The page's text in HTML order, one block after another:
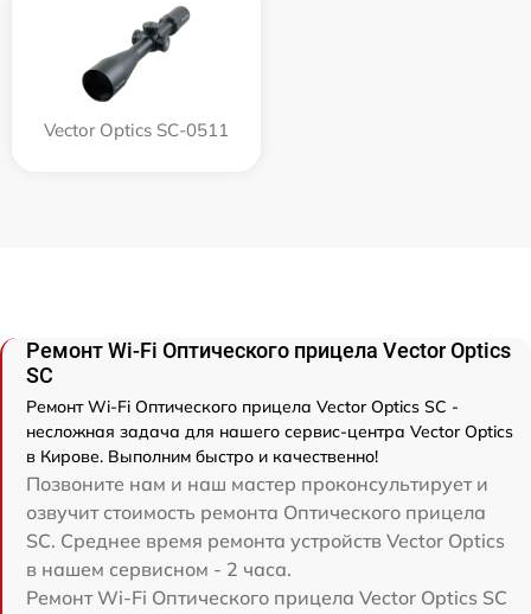
Vector Optics SC-0511
Ремонт Wi-Fi Оптического прицела Vector Optics
SC
Ремонт Wi-Fi Оптического прицела Vector Optics SC -
несложная задача для нашего сервис-центра Vector Optics
в Кирове. Выполним быстро и качественно!
Позвоните нам и наш мастер проконсультирует и
озвучит стоимость ремонта Оптического прицела
SC. Среднее время ремонта устройств Vector Optics
в нашем сервисном - 2 часа.
Ремонт Wi-Fi Оптического прицела Vector Optics SC